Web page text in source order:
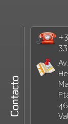
Av.